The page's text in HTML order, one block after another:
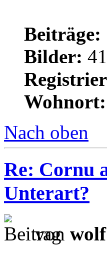
Beiträge:
Bilder: 41
Wohnort:
Nach oben
Re: Cornu
Unterart?
von wolf